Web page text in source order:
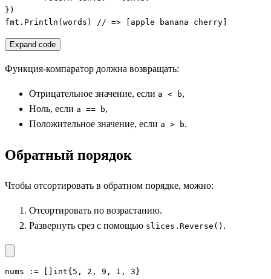
})
fmt.Println(words) // => [apple banana cherry]
Expand code
Функция-компаратор должна возвращать:
Отрицательное значение, если a < b,
Ноль, если a == b,
Положительное значение, если a > b.
Обратный порядок
Чтобы отсортировать в обратном порядке, можно:
Отсортировать по возрастанию.
Развернуть срез с помощью slices.Reverse() .
nums := []int{5, 2, 9, 1, 3}